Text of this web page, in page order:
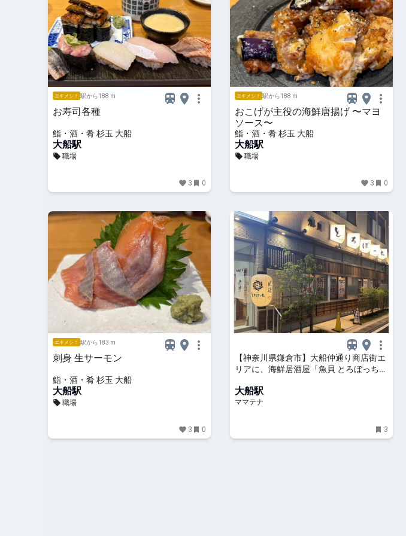
エキメシ！ 駅から188 m
お寿司各種
鮨・酒・肴 杉玉 大船
大船駅
職場
3 0
エキメシ！ 駅から188 m
おこげが主役の海鮮唐揚げ 〜マヨ
ソース〜
鮨・酒・肴 杉玉 大船
大船駅
職場
3 0
エキメシ！ 駅から183 m
刺身 生サーモン
鮨・酒・肴 杉玉 大船
大船駅
職場
3 0
【神奈川県鎌倉市】大船仲通り商店街エ
リアに、海鮮居酒屋「魚貝 とろぼっち
大船駅
ママテナ
3